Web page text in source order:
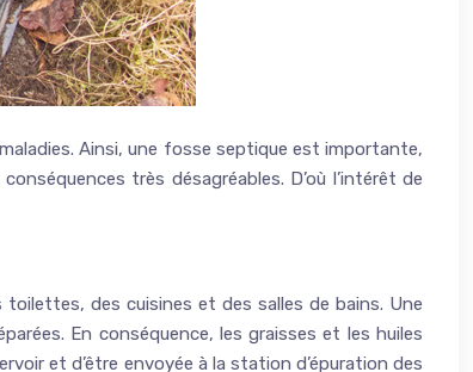
Ainsi, une fosse septique est importante,
très désagréables. D’où l’intérêt de
des cuisines et des salles de bains. Une
En conséquence, les graisses et les huiles
et d’être envoyée à la station d’épuration des